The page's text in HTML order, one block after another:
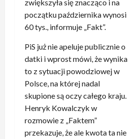
zwiększyła się znacząco i na
początku października wynosi
60 tys., informuje „Fakt”.
PiS już nie apeluje publicznie o
datki i wprost mówi, że wynika
to z sytuacji powodziowej w
Polsce, na której nadal
skupione są oczy całego kraju.
Henryk Kowalczyk w
rozmowie z „Faktem”
przekazuje, że ale kwota ta nie